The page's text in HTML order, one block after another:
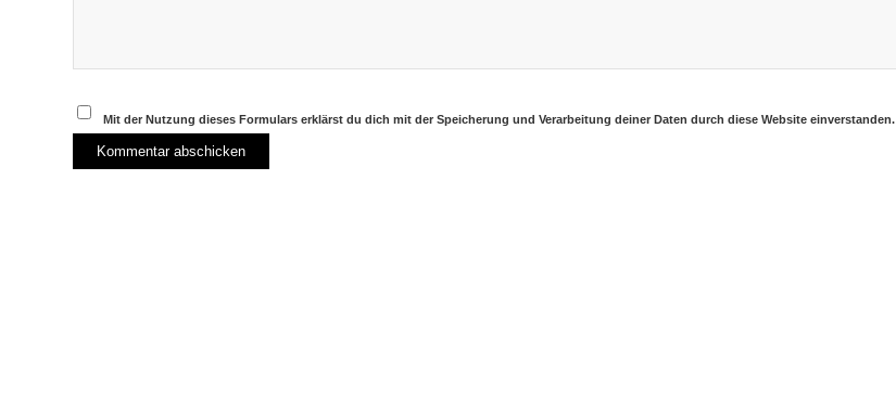
Mit der Nutzung dieses Formulars erklärst du dich mit der Speicherung und Verarbeitung deiner Daten durch diese Website einverstanden.